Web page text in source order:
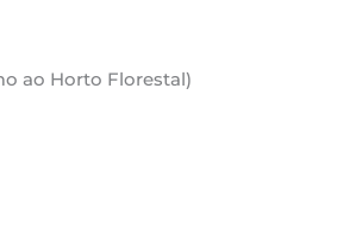
ao Horto Florestal)